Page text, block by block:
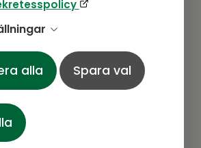
alla Spara val
gärna på vårt nyhetsbrev.
vi dela senaste nytt om
spännande.